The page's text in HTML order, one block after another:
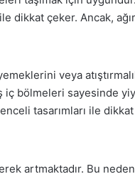
dikkat çeker. Ancak,
veya
iç bölmeleri sayesinde
tasarımları ile
artmaktadır. Bu